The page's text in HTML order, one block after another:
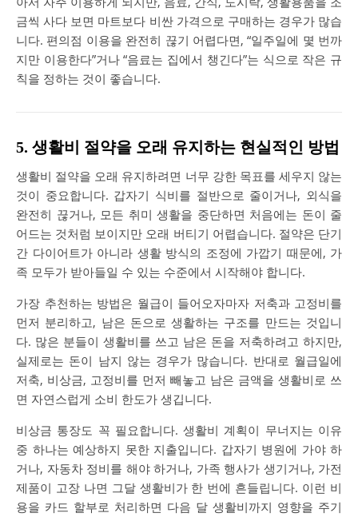
금씩 사다 보면 마트보다 비싼 가격으로 구매하는 경우가 많습
니다. 편의점 이용을 완전히 끊기 어렵다면, “일주일에 몇 번까
지만 이용한다”거나 “음료는 집에서 챙긴다”는 식으로 작은 규
칙을 정하는 것이 좋습니다.
5. 생활비 절약을 오래 유지하는 현실적인 방법
생활비 절약을 오래 유지하려면 너무 강한 목표를 세우지 않는
것이 중요합니다. 갑자기 식비를 절반으로 줄이거나, 외식을
완전히 끊거나, 모든 취미 생활을 중단하면 처음에는 돈이 줄
어드는 것처럼 보이지만 오래 버티기 어렵습니다. 절약은 단기
간 다이어트가 아니라 생활 방식의 조정에 가깝기 때문에, 가
족 모두가 받아들일 수 있는 수준에서 시작해야 합니다.
가장 추천하는 방법은 월급이 들어오자마자 저축과 고정비를
먼저 분리하고, 남은 돈으로 생활하는 구조를 만드는 것입니
다. 많은 분들이 생활비를 쓰고 남은 돈을 저축하려고 하지만,
실제로는 돈이 남지 않는 경우가 많습니다. 반대로 월급일에
저축, 비상금, 고정비를 먼저 빼놓고 남은 금액을 생활비로 쓰
면 자연스럽게 소비 한도가 생깁니다.
비상금 통장도 꼭 필요합니다. 생활비 계획이 무너지는 이유
중 하나는 예상하지 못한 지출입니다. 갑자기 병원에 가야 하
거나, 자동차 정비를 해야 하거나, 가족 행사가 생기거나, 가전
제품이 고장 나면 그달 생활비가 한 번에 흔들립니다. 이런 비
용을 카드 할부로 처리하면 다음 달 생활비까지 영향을 주기